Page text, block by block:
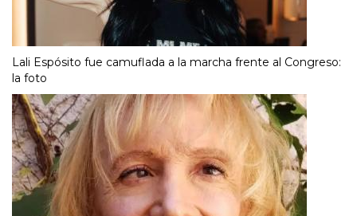
Lali Espósito fue camuflada a la marcha frente al Congreso:
la foto